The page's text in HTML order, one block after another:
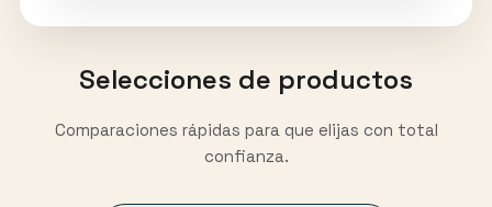
Selecciones de productos
Comparaciones rápidas para que elijas con total
confianza.